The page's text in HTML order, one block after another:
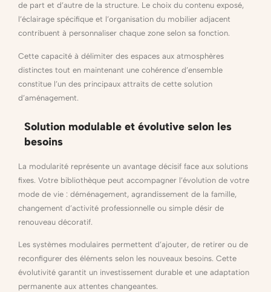
de part et d’autre de la structure. Le choix du contenu exposé,
l’éclairage spécifique et l’organisation du mobilier adjacent
contribuent à personnaliser chaque zone selon sa fonction.
Cette capacité à délimiter des espaces aux atmosphères
distinctes tout en maintenant une cohérence d’ensemble
constitue l’un des principaux attraits de cette solution
d’aménagement.
Solution modulable et évolutive selon les
besoins
La modularité représente un avantage décisif face aux solutions
fixes. Votre bibliothèque peut accompagner l’évolution de votre
mode de vie : déménagement, agrandissement de la famille,
changement d’activité professionnelle ou simple désir de
renouveau décoratif.
Les systèmes modulaires permettent d’ajouter, de retirer ou de
reconfigurer des éléments selon les nouveaux besoins. Cette
évolutivité garantit un investissement durable et une adaptation
permanente aux attentes changeantes.